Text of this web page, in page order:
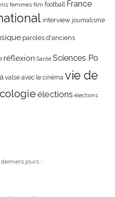
femmes film football France
interview journalisme
paroles d'anciens
réflexion Santé Sciences Po
valse avec le cinéma vie de
élections élections
jours :